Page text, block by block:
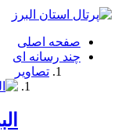
فصد
شرق
تهران
خشکشویی
صفحه اصلی
چند رسانه ای
تصاویر